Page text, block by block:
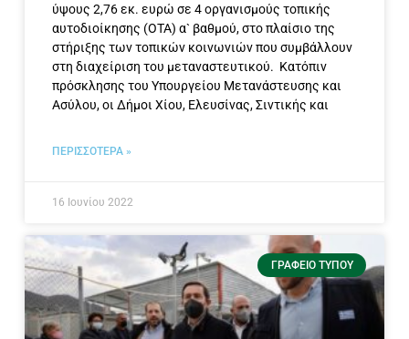
ύψους 2,76 εκ. ευρώ σε 4 οργανισμούς τοπικής
αυτοδιοίκησης (ΟΤΑ) α` βαθμού, στο πλαίσιο της
στήριξης των τοπικών κοινωνιών που συμβάλλουν
στη διαχείριση του μεταναστευτικού. Κατόπιν
πρόσκλησης του Υπουργείου Μετανάστευσης και
Ασύλου, οι Δήμοι Χίου, Ελευσίνας, Σιντικής και
ΠΕΡΙΣΣΟΤΕΡΑ »
16 Ιουνίου 2022
ΓΡΑΦΕΊΟ ΤΎΠΟΥ